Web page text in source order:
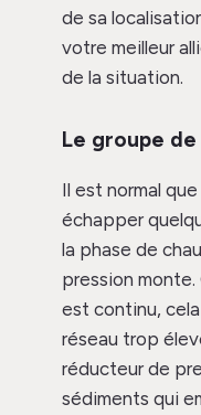
de sa
votre meilleur
de la situation.
Le groupe
Il est normal
échapper
la phase de
pression monte.
est continu,
réseau trop
réducteur de
sédiments qui